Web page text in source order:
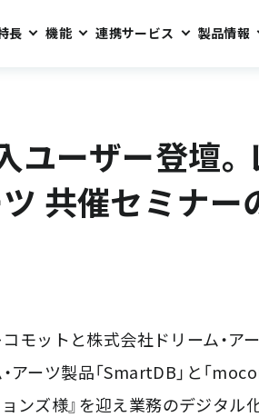
長 機能 連携サービス 製品情報
ユーザー登壇
ツ 共催セミナー
モットと株式会社ドリーム・ア
アーツ製品「SmartDB」と「
ンズ様』を迎え業務のデジタル